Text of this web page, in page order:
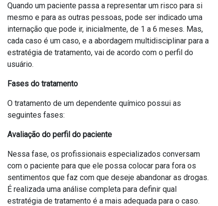
Quando um paciente passa a representar um risco para si
mesmo e para as outras pessoas, pode ser indicado uma
internação que pode ir, inicialmente, de 1 a 6 meses. Mas,
cada caso é um caso, e a abordagem multidisciplinar para a
estratégia de tratamento, vai de acordo com o perfil do
usuário.
Fases do tratamento
O tratamento de um dependente químico possui as
seguintes fases:
Avaliação do perfil do paciente
Nessa fase, os profissionais especializados conversam
com o paciente para que ele possa colocar para fora os
sentimentos que faz com que deseje abandonar as drogas.
É realizada uma análise completa para definir qual
estratégia de tratamento é a mais adequada para o caso.